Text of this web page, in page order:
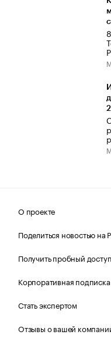
О проекте
Поделиться новостью на
Получить пробный доступ
Корпоративная
Стать экспертом
Отзывы о вашей